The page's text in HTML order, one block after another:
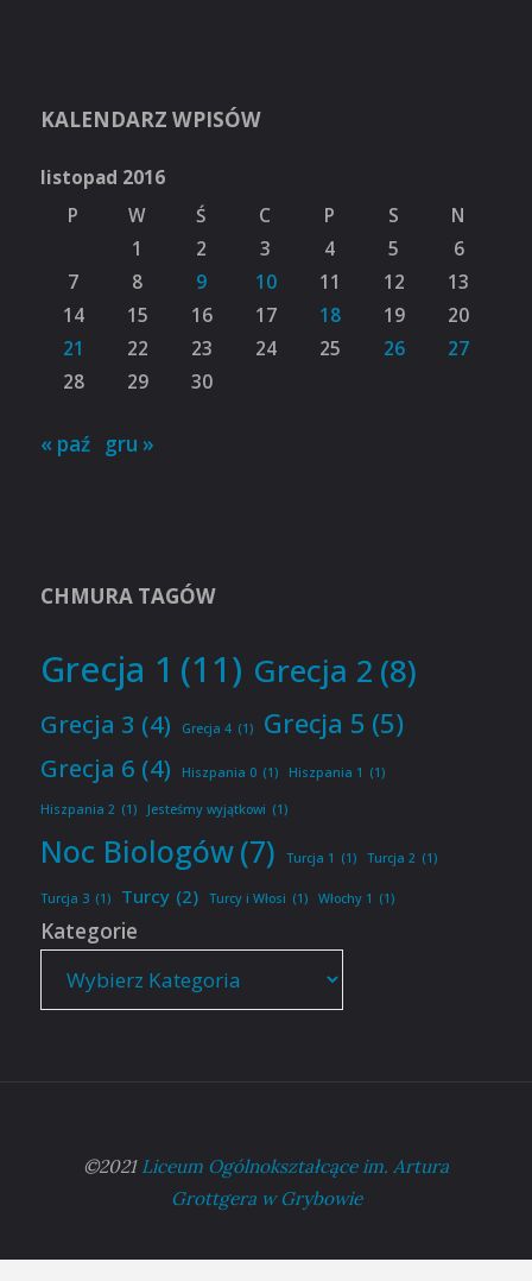
KALENDARZ WPISÓW
listopad 2016
P
W Ś C P S
N
1
2 3 4 5
6
7
8 9 10 11 12
13
14
15 16 17 18 19
20
21
22 23 24 25 26
27
28
29 30
« paź gru »
CHMURA TAGÓW
Grecja 1 (11) Grecja 2 (8)
Grecja 3 (4) Grecja 4 (1) Grecja 5 (5)
Grecja 6 (4) Hiszpania 0 (1) Hiszpania 1 (1)
Hiszpania 2 (1) Jesteśmy wyjątkowi (1)
Noc Biologów(7) Turcja 1 (1) Turcja 2 (1)
Turcja 3 (1) Turcy (2) Turcy i Włosi (1) Włochy 1 (1)
Kategorie
©2021 Liceum Ogólnokształcące im. Artura
Grottgera w Grybowie